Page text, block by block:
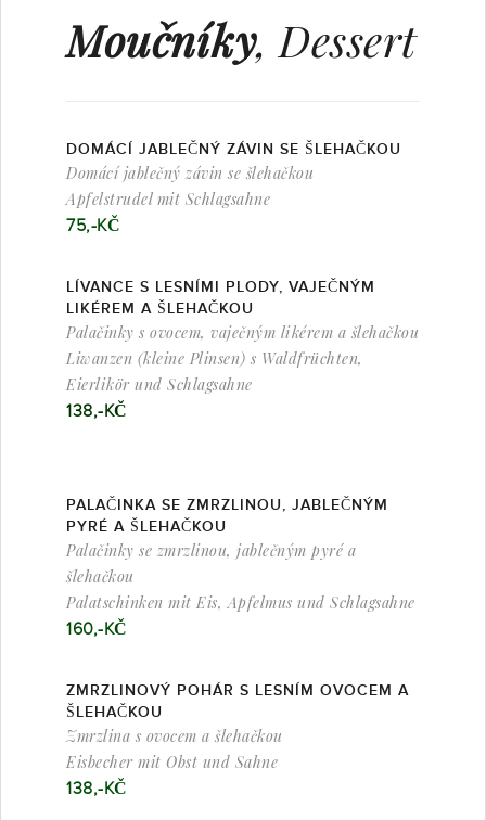
Moučníky, Dessert
DOMÁCÍ JABLEČNÝ ZÁVIN SE ŠLEHAČKOU
Domácí jablečný závin se šlehačkou
Apfelstrudel mit Schlagsahne
75,-KČ
LÍVANCE S LESNÍMI PLODY, VAJEČNÝM
LIKÉREM A ŠLEHAČKOU
Palačinky s ovocem, vaječným likérem a šlehačkou
Liwanzen (kleine Plinsen) s Waldfrüchten,
Eierlikör und Schlagsahne
138,-KČ
PALAČINKA SE ZMRZLINOU, JABLEČNÝM
PYRÉ A ŠLEHAČKOU
Palačinky se zmrzlinou, jablečným pyré a
šlehačkou
Palatschinken mit Eis, Apfelmus und Schlagsahne
160,-KČ
ZMRZLINOVÝ POHÁR S LESNÍM OVOCEM A
ŠLEHAČKOU
Zmrzlina s ovocem a šlehačkou
Eisbecher mit Obst und Sahne
138,-KČ